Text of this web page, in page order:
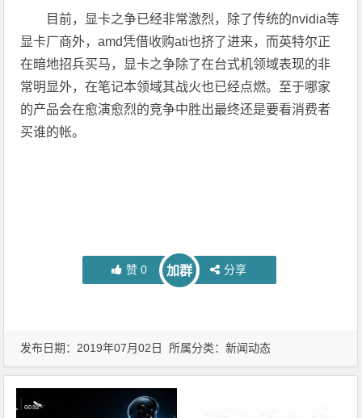
目前，显卡之争已经非常激烈，除了传统的nvidia等
显卡厂商外，amd凭借收购ati也挤了进来，而英特尔正
在暗地招兵买马，显卡之争除了在台式机领域表现的非
常明显外，在笔记本领域其战火也已经点燃。至于哪家
的产品会在愈演愈烈的竞争中胜出最终还是要看消费者
买谁的帐。
赞 0 加群 分享
发布日期：2019年07月02日 所属分类：新闻动态